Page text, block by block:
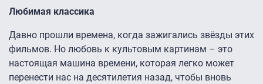
Любимая классика
Давно прошли времена, когда зажигались звёзды этих
фильмов. Но любовь к культовым картинам – это
настоящая машина времени, которая легко может
перенести нас на десятилетия назад, чтобы вновь